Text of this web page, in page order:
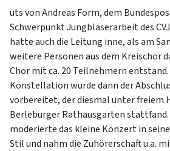
uts von Andreas Form, dem
Schwerpunkt Jungbläserarbeit des
hatte auch die Leitung inne, als am
weitere Personen aus dem Kreischor
Chor mit ca. 20 Teilnehmern
Konstellation wurde dann der
vorbereitet, der diesmal unter freiem
Berleburger Rathausgarten stattfand.
moderierte das kleine Konzert in
Stil und nahm die Zuhörerschaft u.a.